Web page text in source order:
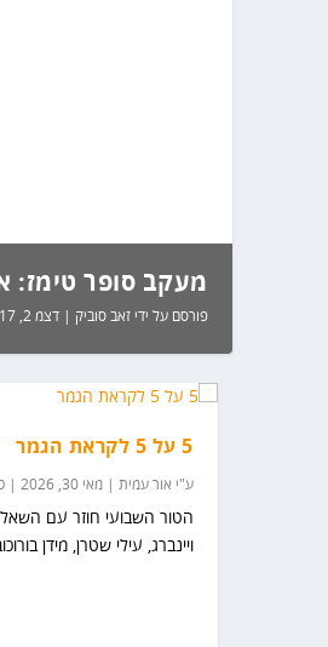
מעקב סופר טימז:
פורסם על ידיזאב סוביק |דצמ 2, 2017
5 על 5 לקראת הגמר
ע"י אור עמית |מאי 30, 2026 |
הטור השבועי חוזר עם
ויינברג, עילי שטרן, מידן